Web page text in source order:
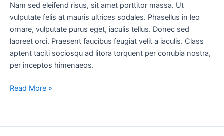
Nam sed eleifend risus, sit amet porttitor massa. Ut
vulputate felis at mauris ultrices sodales. Phasellus in leo
ornare, vulputate purus eget, iaculis tellus. Donec sed
laoreet orci. Praesent faucibus feugiat velit a iaculis. Class
aptent taciti sociosqu ad litora torquent per conubia nostra,
per inceptos himenaeos.
Read More »